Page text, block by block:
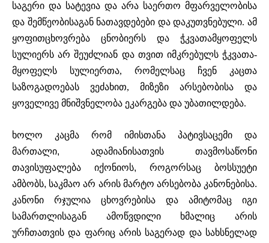
საგერი და სატევია და არა საერთო მფარველობისა
და შემწეობისაგან ნათავდებები და დაკუთვნებული. ამ
ყოფითცხოვრება
ცნობიერს და
ჭკვათამყოფელს
სულიერს არ შეუძლიან და თვით იმკრებულს ჭკვათა-
მყოფელს
სულიერთა, რომელსაც ჩვენ
კაცთა
საზოგადოებას ვეძახით,
მიზეზი არსებობისა
და
ყოველივე მნიშვნელობა ეკარგება და უბათილდება.
ხოლო კაცმა რომ იმისთანა პატივსაცემი
და
მართალი, ადამიანისათვის
თავმოსაწონი
თავისუფალება
იქონიოს, როგორსაც
ბოსსუეტი
ამბობს, საკმაო არ არის მარტო არსებობა კანონებისა.
კანონი
რჯულია ცხოვრებისა და ამიტომაც
იგი
სამართლისაგან ამოწვდილი ხმალიც
არის
ურჩთათვის და ფარიც არის საგერად და სახსნელად